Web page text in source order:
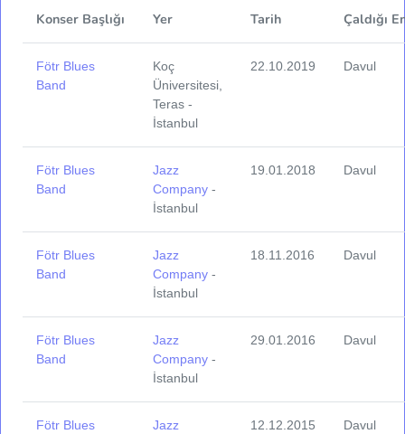
Konser Başlığı Yer Tarih Çaldığı
Fötr Blues
Band
Koç
Üniversitesi,
Teras -
İstanbul
22.10.2019 Davul
Fötr Blues
Band
Jazz
Company -
İstanbul
19.01.2018 Davul
Fötr Blues
Band
Jazz
Company -
İstanbul
18.11.2016 Davul
Fötr Blues
Band
Jazz
Company -
İstanbul
29.01.2016 Davul
Fötr Blues
Jazz
12.12.2015 Davul